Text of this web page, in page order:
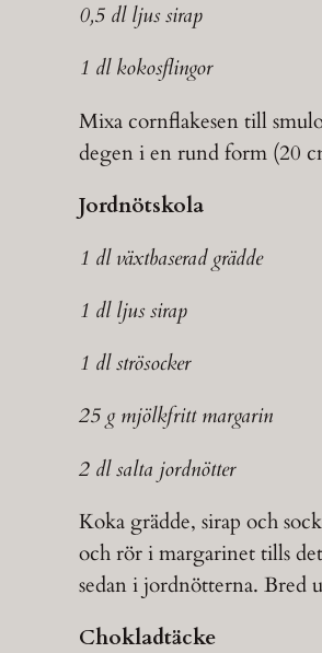
0,5 dl ljus sirap
1 dl kokosflingor
Mixa cornflakesen till
degen i en rund form (20
Jordnötskola
1 dl växtbaserad grädde
1 dl ljus sirap
1 dl strösocker
25 g mjölkfritt margarin
2 dl salta jordnötter
Koka grädde, sirap och
och rör i margarinet tills
sedan i jordnötterna. Bred
Chokladtäcke